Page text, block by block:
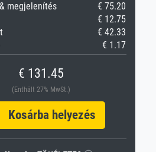
megjelenítés
€ 75.20
€ 12.75
€ 42.33
€ 1.17
€ 131.45
(Enthält 27% MwSt.)
Kosárba helyezés